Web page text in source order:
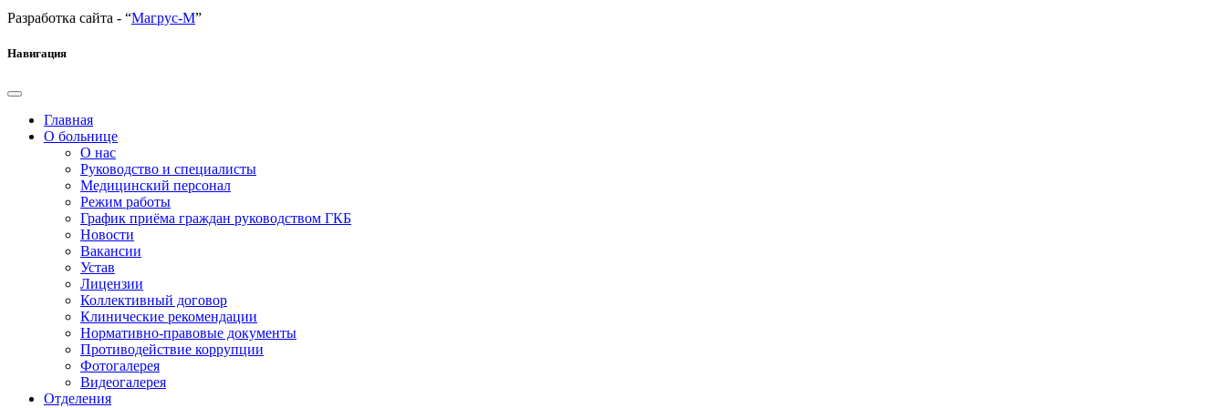
Разработка сайта - “Магрус-М”
Навигация
Главная
О больнице
О нас
Руководство и специалисты
Медицинский персонал
Режим работы
График приёма граждан руководством ГКБ
Новости
Вакансии
Устав
Лицензии
Коллективный договор
Клинические рекомендации
Нормативно-правовые документы
Противодействие коррупции
Фотогалерея
Видеогалерея
Отделения